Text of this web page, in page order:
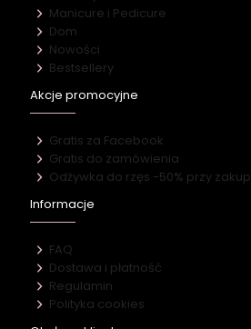
Manicure i Pedicure
Dom
Nowości
Bestsellery
Akcje promocyjne
Gratis za Facebook
Gratis do zamówienia
Odżywka do rzęs -50% przy
Informacje
FAQ
Dostawa i płatność
Regulamin
Polityka cookies